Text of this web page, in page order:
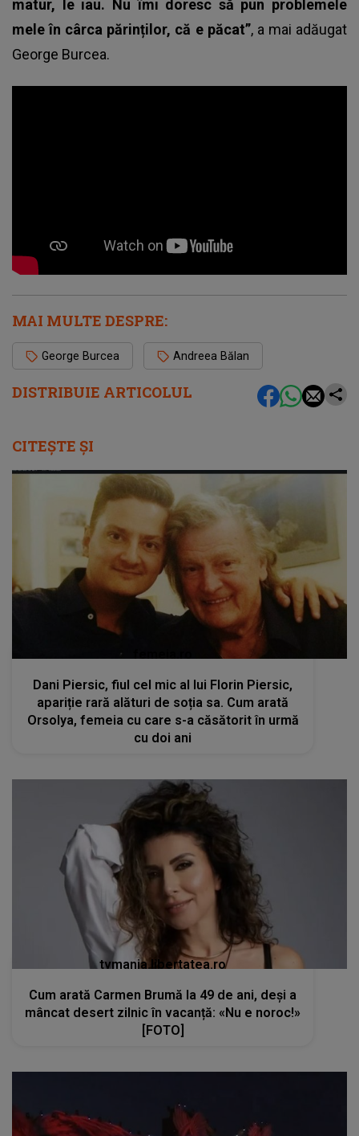
DISTRIBUIE ARTICOLUL
matur, le iau. Nu îmi doresc să pun problemele
mele în cârca părinților, că e păcat”, a mai adăugat
George Burcea.
MAI MULTE DESPRE:
George Burcea Andreea Bălan
CITEȘTE ȘI
Dani Piersic, fiul cel mic al lui Florin Piersic,
apariție rară alături de soția sa. Cum arată
Orsolya, femeia cu care s-a căsătorit în urmă
cu doi ani
tvmania.libertatea.ro
Cum arată Carmen Brumă la 49 de ani, deși a
mâncat desert zilnic în vacanță: «Nu e noroc!»
[FOTO]